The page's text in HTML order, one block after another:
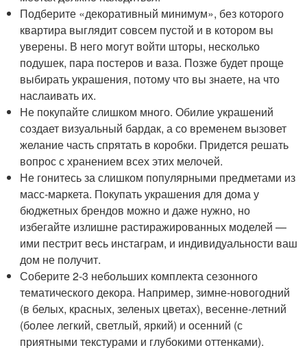
Подберите «декоративный минимум», без которого
квартира выглядит совсем пустой и в котором вы
уверены. В него могут войти шторы, несколько
подушек, пара постеров и ваза. Позже будет проще
выбирать украшения, потому что вы знаете, на что
наслаивать их.
Не покупайте слишком много. Обилие украшений
создает визуальный бардак, а со временем вызовет
желание часть спрятать в коробки. Придется решать
вопрос с хранением всех этих мелочей.
Не гонитесь за слишком популярными предметами из
масс-маркета. Покупать украшения для дома у
бюджетных брендов можно и даже нужно, но
избегайте излишне растиражированных моделей —
ими пестрит весь инстаграм, и индивидуальности ваш
дом не получит.
Соберите 2-3 небольших комплекта сезонного
тематического декора. Например, зимне-новогодний
(в белых, красных, зеленых цветах), весенне-летний
(более легкий, светлый, яркий) и осенний (с
приятными текстурами и глубокими оттенками).